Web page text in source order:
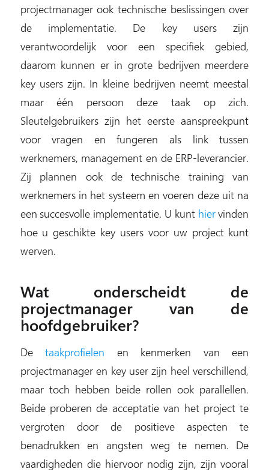
projectmanager ook technische beslissingen over
de implementatie. De key users zijn
verantwoordelijk voor een specifiek gebied,
daarom kunnen er in grote bedrijven meerdere
key users zijn. In kleine bedrijven neemt meestal
maar één persoon deze taak op zich.
Sleutelgebruikers zijn het eerste aanspreekpunt
voor vragen en fungeren als link tussen
werknemers, management en de ERP-leverancier.
Zij plannen ook de technische training van
werknemers in het systeem en voeren deze uit na
een succesvolle implementatie. U kunt hiervinden
hoe u geschikte key users voor uw project kunt
werven.
Wat onderscheidt de
projectmanager van de
hoofdgebruiker?
Detaakprofielen en kenmerken van een
projectmanager en key user zijn heel verschillend,
maar toch hebben beide rollen ook parallellen.
Beide proberen de acceptatie van het project te
vergroten door de positieve aspecten te
benadrukken en angsten weg te nemen. De
vaardigheden die hiervoor nodig zijn, zijn vooral